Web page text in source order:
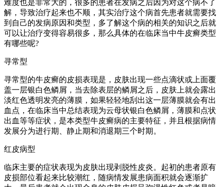
难度也是非常大的，很多的患者在发病之后因为对这个病不了
解，导致治疗起来也不顺，其实治疗这个病首先患者就需要找
到自己的发病原因和类型，多了解这个病的相关的知识之后就
可以让治疗变得容易很多，那么具体的在临床当中牛皮癣类型
有哪些呢?
寻常型
寻常型的牛皮癣的皮损表现是，皮肤出现一些点滴状或上面覆
盖一层银白色鳞屑，当去除表层的鳞屑之后，皮肤上就会露出
淡红色透明发亮的薄膜，如果轻轻地刮出这一层薄膜就会有出
血点，在临床当中总结表现为云母状银白色鳞屑，薄膜和点状
出血等等症状，是本类型牛皮癣病的主要特征，并且根据病情
发展分为进行期、静止期和消退期三个时期。
红皮病型
临床主要的症状表现为皮肤出现剥脱性皮炎。起初的患者原有
皮损部位看起来比较潮红，随病情发展患病面积就会逐渐扩